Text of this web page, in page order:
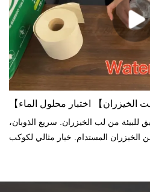
الخيزران】 اختبار محلول الماء
للبيئة من لب الخيزران. سريع الذوبان،
المستدام. خيار مثالي لكوكب